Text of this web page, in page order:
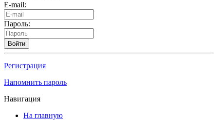
E-mail:
Пароль:
Войти
Регистрация
Напомнить пароль
Навигация
На главную